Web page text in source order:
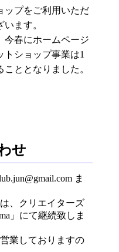
ップをご利用いただ
ます。
今春にホームページ
トショップ事業は1
ととなりました。
せ
ま
、クリエイターズ
」にて継続致しま
業しておりますの